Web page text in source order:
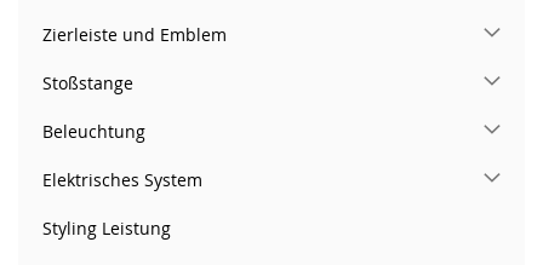
Zierleiste und Emblem
Stoßstange
Beleuchtung
Elektrisches System
Styling Leistung